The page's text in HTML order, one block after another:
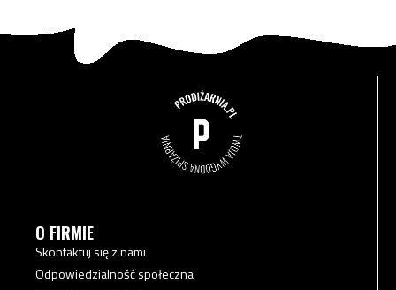
O FIRMIE
Skontaktuj się z nami
Odpowiedzialność społeczna